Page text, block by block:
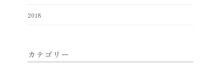
2018
カテゴリー